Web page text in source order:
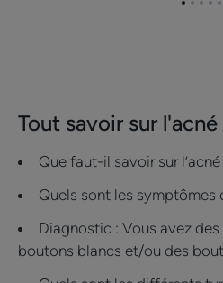
Aller
Aller
Aller
Tout savoir sur l'acné
Que faut-il savoir sur l’acné
Quels sont les symptômes
Diagnostic : Vous avez
boutons blancs et/ou des